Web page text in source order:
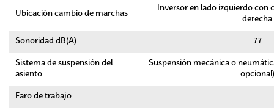
Ubicación cambio de marchas
Inversor en lado izquierdo con
derecha
Sonoridad dB(A) 77
Sistema de suspensión del
asiento
Suspensión mecánica o
opcional)
Faro de trabajo